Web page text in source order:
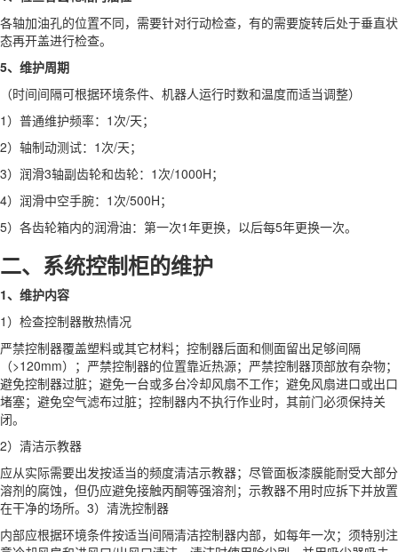
各轴加油孔的位置不同，需要针对行动检查，有的需要旋转后处于垂直状
态再开盖进行检查。
5、维护周期
（时间间隔可根据环境条件、机器人运行时数和温度而适当调整）
1）普通维护频率：1次/天；
2）轴制动测试：1次/天；
3）润滑3轴副齿轮和齿轮：1次/1000H；
4）润滑中空手腕：1次/500H；
5）各齿轮箱内的润滑油：第一次1年更换，以后每5年更换一次。
二、系统控制柜的维护
1、维护内容
1）检查控制器散热情况
严禁控制器覆盖塑料或其它材料；控制器后面和侧面留出足够间隔
（>120mm）；严禁控制器的位置靠近热源；严禁控制器顶部放有杂物；
避免控制器过脏；避免一台或多台冷却风扇不工作；避免风扇进口或出口
堵塞；避免空气滤布过脏；控制器内不执行作业时，其前门必须保持关
闭。
2）清洁示教器
应从实际需要出发按适当的频度清洁示教器；尽管面板漆膜能耐受大部分
溶剂的腐蚀，但仍应避免接触丙酮等强溶剂；示教器不用时应拆下并放置
在干净的场所。3）清洗控制器
内部应根据环境条件按适当间隔清洁控制器内部，如每年一次；须特别注